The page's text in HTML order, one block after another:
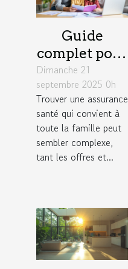
Guide
complet pour
choisir une
assurance
santé adaptée
aux familles
Dimanche 21
septembre 2025 0h
Trouver une assurance
santé qui convient à
toute la famille peut
sembler complexe,
tant les offres et...